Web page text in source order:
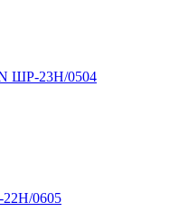
ШР-23Н/0504
0605